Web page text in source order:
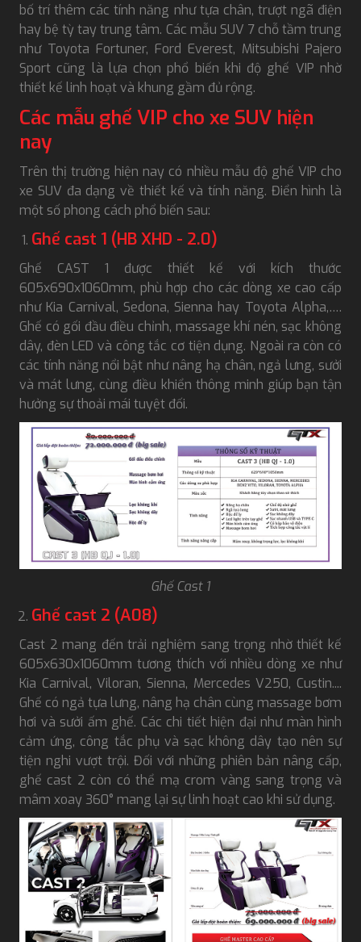
bố trí thêm các tính năng như tựa chân, trượt ngã điện
hay bệ tỳ tay trung tâm. Các mẫu SUV 7 chỗ tầm trung
như Toyota Fortuner, Ford Everest, Mitsubishi Pajero
Sport cũng là lựa chọn phổ biến khi độ ghế VIP nhờ
thiết kế linh hoạt và khung gầm đủ rộng.
Các mẫu ghế VIP cho xe SUV hiện
nay
Trên thị trường hiện nay có nhiều mẫu độ ghế VIP cho
xe SUV đa dạng về thiết kế và tính năng. Điển hình là
một số phong cách phổ biến sau:
Ghế cast 1 (HB XHD - 2.0)
Ghế CAST 1 được thiết kế với kích thước
605x690x1060mm, phù hợp cho các dòng xe cao cấp
như Kia Carnival, Sedona, Sienna hay Toyota Alpha,….
Ghế có gối đầu điều chỉnh, massage khí nén, sạc không
dây, đèn LED và công tắc cơ tiện dụng. Ngoài ra còn có
các tính năng nổi bật như nâng hạ chân, ngả lưng, sưởi
và mát lưng, cùng điều khiển thông minh giúp bạn tận
hưởng sự thoải mái tuyệt đối.
Ghế Cast 1
Ghế cast 2 (A08)
Cast 2 mang đến trải nghiệm sang trọng nhờ thiết kế
605x630x1060mm tương thích với nhiều dòng xe như
Kia Carnival, Viloran, Sienna, Mercedes V250, Custin....
Ghế có ngả tựa lưng, nâng hạ chân cùng massage bơm
hơi và sưởi ấm ghế. Các chi tiết hiện đại như màn hình
cảm ứng, công tắc phụ và sạc không dây tạo nên sự
tiện nghi vượt trội. Đối với những phiên bản nâng cấp,
ghế cast 2 còn có thể mạ crom vàng sang trọng và
mâm xoay 360° mang lại sự linh hoạt cao khi sử dụng.